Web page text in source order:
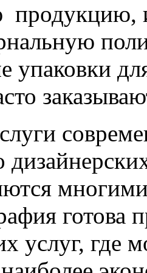
продукцию,
упаковки
готова
услуг, где